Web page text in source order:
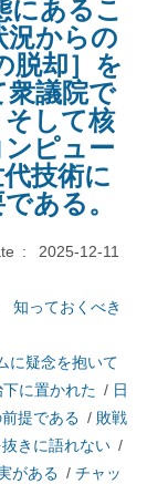
にあるこ
況からの
脱却］を
衆議院で
して核
ピュー
技術に
ある。
:
2025-12-11
知っておくべき
に疑念を抱いて
に置かれた / 日
提である / 敗戦
きに語れない /
がある / チャッ